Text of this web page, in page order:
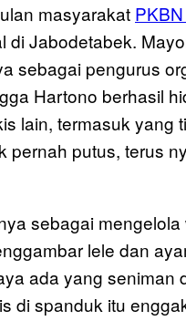
masyarakat
di Jabodetabek.
sebagai pengurus
Hartono berhasil
lain, termasuk yang
pernah putus, terus
sebagai
lele dan
ada yang
di spanduk itu